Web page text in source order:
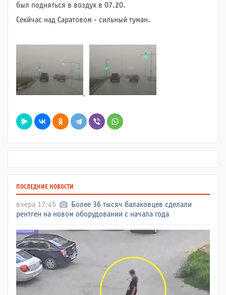
был подняться в воздух в 07.20.
Секйчас над Саратовом - сильный туман.
ПОСЛЕДНИЕ НОВОСТИ
вчера 17:45
Более 36 тысяч балаковцев сделали
рентген на новом оборудовании с начала года